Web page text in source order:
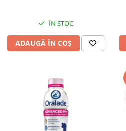
ÎN STOC
ADAUGĂ ÎN COȘ